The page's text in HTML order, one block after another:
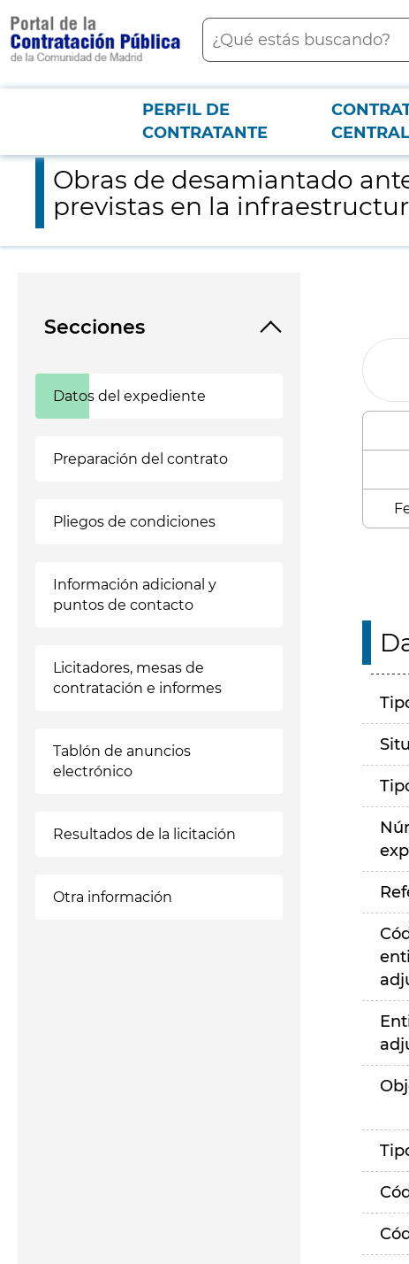
contenido
principal
Buscar
Menú PCON
PERFIL DE
CONTRATANTE
Obras de desamiantado ante situaciones sobrevenidas, de
Obras de desamiantado
previstas en la
Secciones
Datos del expediente
Preparación del contrato
Pliegos de condiciones
Información adicional y
puntos de contacto
Licitadores, mesas de
contratación e informes
Tablón de anuncios
electrónico
Resultados de la licitación
Otra información